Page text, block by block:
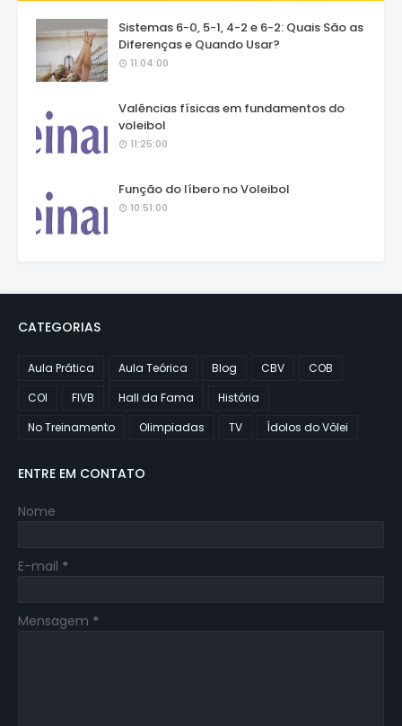
Sistemas 6-0, 5-1, 4-2 e 6-2: Quais São as
Diferenças e Quando Usar?
11:04:00
Valências físicas em fundamentos do
voleibol
11:25:00
Função do líbero no Voleibol
10:51:00
CATEGORIAS
Aula Prática Aula Teórica Blog CBV
COB
COI
FIVB Hall da Fama
História
No Treinamento
Olimpiadas TV Ídolos do Vôlei
ENTRE EM CONTATO
Nome
E-mail *
Mensagem *